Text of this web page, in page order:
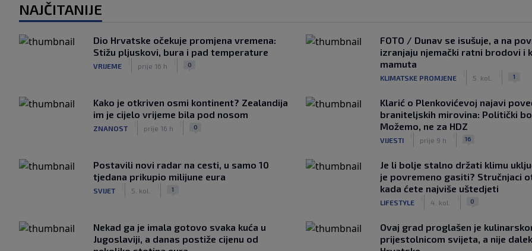
NAJČITANIJE
Dio Hrvatske očekuje promjena vremena:
Stižu pljuskovi, bura i pad temperature
VRIJEME prije 16 h 0
FOTO / Dunav se isušuje, a na
izranjaju njemački ratni brodovi i
mamuta
KLIMATSKE PROMJENE 5. kol. 1
Kako je otkriven osmi kontinent? Zealandija
im je cijelo vrijeme bila pod nosom
ZNANOST prije 16 h 0
Klarić o Plenkovićevoj najavi
braniteljskih mirovina: Politički
Možemo, ne za HDZ
VIJESTI prije 9 h 16
Postavili novi radar na cesti, u samo 10
tjedana prikupio milijune eura
SVIJET 5. kol. 1
Je li bolje stalno držati klimu
je povremeno gasiti? Stručnjaci
kada ćete najviše uštedjeti
LIFESTYLE 4. kol. 0
Nekad ga je imala gotovo svaka kuća u
Jugoslaviji, a danas postiže cijenu od
Ovaj grad proglašen je
prijestolnicom svijeta, a nije